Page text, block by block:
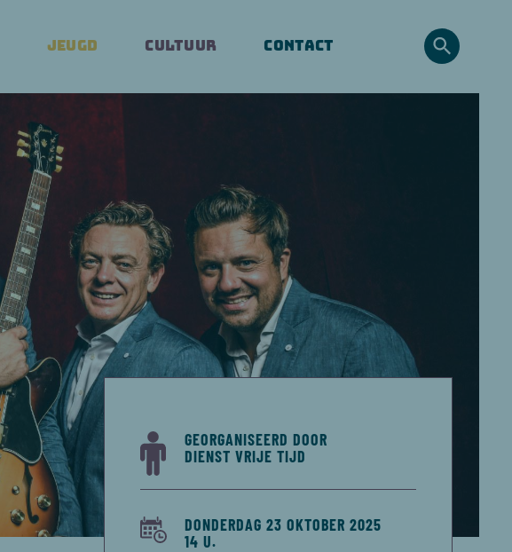
JEUGD CULTUUR CONTACT
GEORGANISEERD DOOR
DIENST VRIJE TIJD
DONDERDAG 23 OKTOBER 2025
14 U.